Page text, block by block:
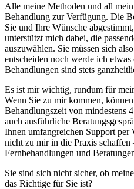
Alle meine Methoden und all
Behandlung zur Verfügung. Die
Sie und Ihre Wünsche
unterstützt mich dabei, die
auszuwählen. Sie müssen sich
entscheiden noch werde ich
Behandlungen sind stets
Es ist mir wichtig, rundum für
Wenn Sie zu mir kommen,
Behandlungszeit von mindestens
auch ausführliche
Ihnen umfangreichen Support
nicht zu mir in die Praxis
Fernbehandlungen und
Sie sind sich nicht sicher, ob
das Richtige für Sie ist?